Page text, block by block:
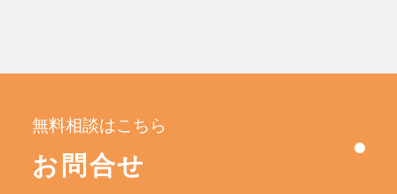
無料相談はこちら
お問合せ